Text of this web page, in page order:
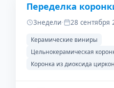
ДО
Переделка
3недели· 28 сентября
Керамические виниры
Цельнокерамическая
Коронка из диоксида